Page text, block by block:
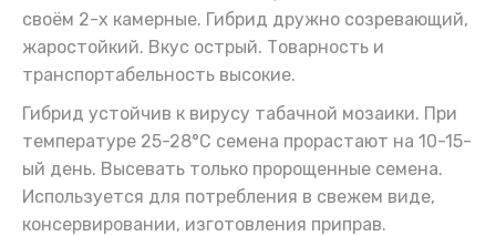
своём 2-х камерные. Гибрид дружно созревающий,
жаростойкий. Вкус острый. Товарность и
транспортабельность высокие.
Гибрид устойчив к вирусу табачной мозаики. При
температуре 25-28°C семена прорастают на 10-15-
ый день. Высевать только пророщенные семена.
Используется для потребления в свежем виде,
консервировании, изготовления приправ.